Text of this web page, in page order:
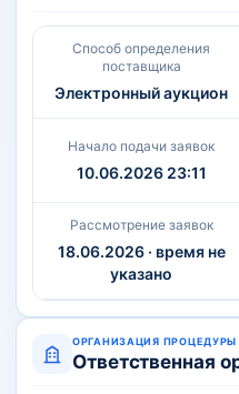
Способ определения
поставщика
Электронный аукцион
Начало подачи заявок
10.06.2026 23:11
Рассмотрение заявок
18.06.2026 · время не
указано
ОРГАНИЗАЦИЯ ПРОЦЕДУРЫ
Ответственная